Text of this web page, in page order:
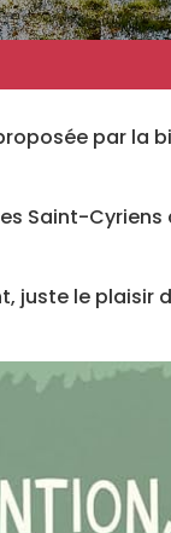
par la
Saint-Cyriens
juste le plaisir